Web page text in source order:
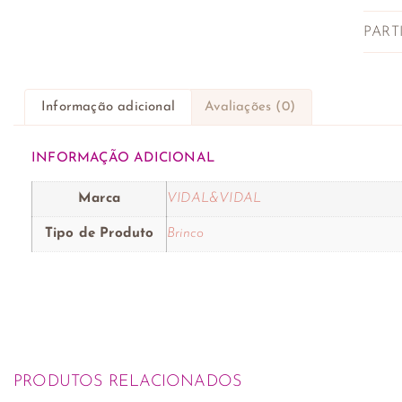
Informação adicional Avaliações (0)
INFORMAÇÃO ADICIONAL
Marca VIDAL&VIDAL
Tipo de Produto Brinco
PRODUTOS RELACIONADOS